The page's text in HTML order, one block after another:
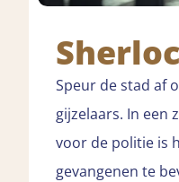
Speur de stad af
gijzelaars. In een
voor de politie is
gevangenen te